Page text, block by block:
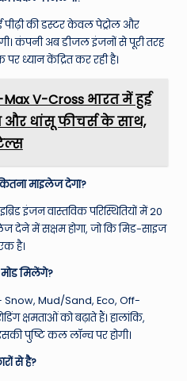
पीढ़ी की डस्टर केवल पेट्रोल और
कंपनी अब डीजल इंजनों से पूरी तरह
ध्यान केंद्रित कर रही है।
Max V-Cross भारत में हुई
और धांसू फीचर्स के साथ,
कितना माइलेज देगा?
इंजन वास्तविक परिस्थितियों में 20
देने में सक्षम होगा, जो कि मिड-साइज
है।
मिलेंगे?
Snow, Mud/Sand, Eco, Off-
क्षमताओं को बढ़ाते हैं। हालांकि,
पुष्टि कल लॉन्च पर होगी।
से है?